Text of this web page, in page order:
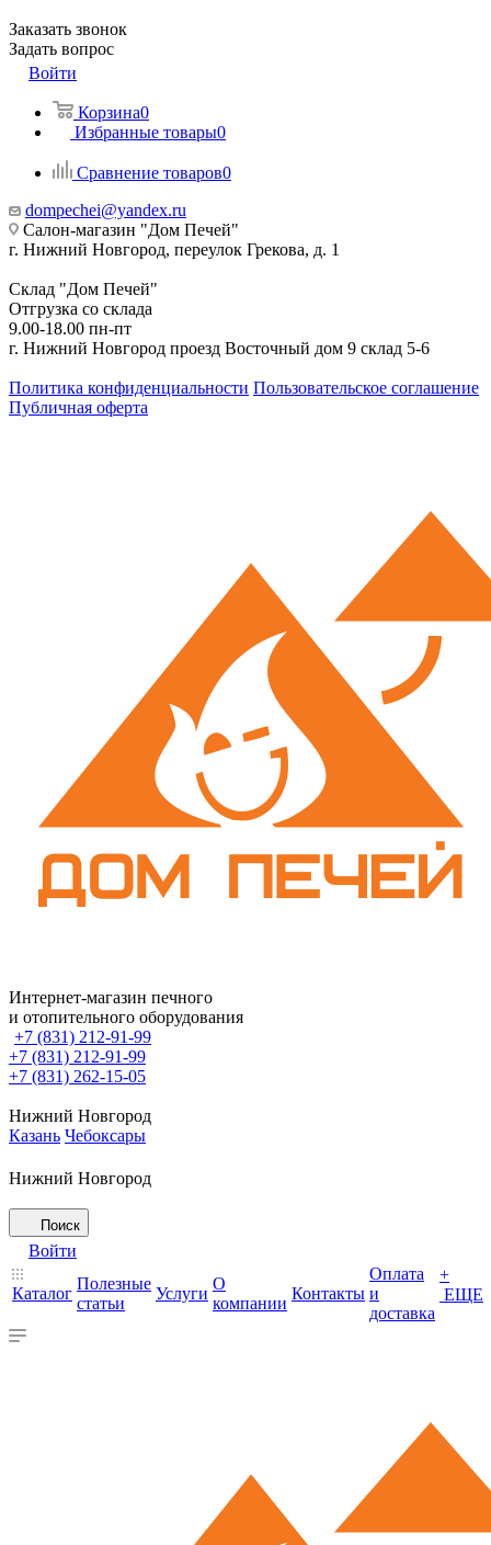
Заказать звонок
Задать вопрос
Войти
Корзина0
Избранные товары0
Сравнение товаров0
dompechei@yandex.ru
Салон-магазин "Дом Печей"
г. Нижний Новгород, переулок Грекова, д. 1
Склад "Дом Печей"
Отгрузка со склада
9.00-18.00 пн-пт
г. Нижний Новгород проезд Восточный дом 9 склад 5-6
Политика конфиденциальности Пользовательское соглашение
Публичная оферта
Интернет-магазин печного
и отопительного оборудования
+7 (831) 212-91-99
+7 (831) 212-91-99
+7 (831) 262-15-05
Нижний Новгород
Казань Чебоксары
Нижний Новгород
Поиск
Войти
Каталог
Полезные
статьи
Услуги
О
компании
Контакты
Оплата
и
доставка
+
ЕЩЕ